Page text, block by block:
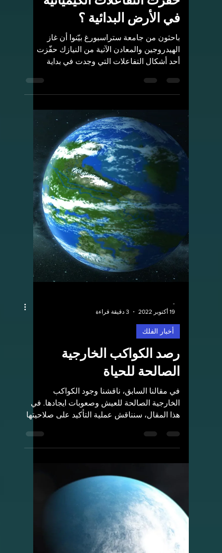
أخبار الفلك
العوالم المحيطية ومهمة
يوروبا كليبر
هل يمكن وجود حياة تحت سطح القمر الجليدي
يوروبا التابع لكوكب المشتري؟ تعمل مهمة
Heba's Home
31 أكتوبر 2022
1 دقيقة قراءة
أخبار الفلك
النيازك والمعادن ... هل
حفّزت التفاعلات الكيميائية
الهيدروجين والمعادن الآتية من النيازك حفّزت
أحد أشكال التفاعلات التي وجدت في بداية
الأرض، كدورة...